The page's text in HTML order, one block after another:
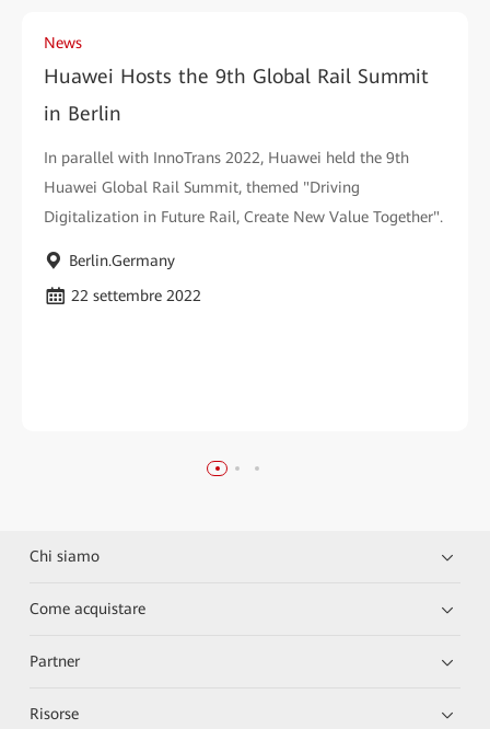
News
Huawei Hosts the 9th Global Rail Summit
in Berlin
In parallel with InnoTrans 2022, Huawei held the 9th
Huawei Global Rail Summit, themed "Driving
Digitalization in Future Rail, Create New Value Together".
Berlin.Germany
22 settembre 2022
Chi siamo
Come acquistare
Partner
Risorse